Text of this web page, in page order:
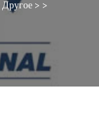
Другое> >